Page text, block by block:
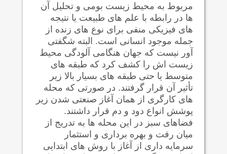
مربوط به محيط زيست بومی و تحليل آن
ها در رابطه با علم های طبيعت يا نتيجه
های فيزيکی منفی برای نوع های زنده از
جمله موجود انسانی است. البته شگفتی
آور نيست که جهان هنگامی آلودگی محيط
زيست اش را کشف کرد که طبقه های
متوسط يا حتی طبقه های بسيار بالا زير
تأثير آن قرار گرفتند. در صورتی که محله
های کارگری از همان آغاز صنعتی شدن زير
پوشش انواع دود و دم قرار داشتند.
فضاهای سبز در اين محله ها به تدريج از
میان رفت و بهره برداری و استثمار
سرمایه داری از آغاز با روش های ابتدایی